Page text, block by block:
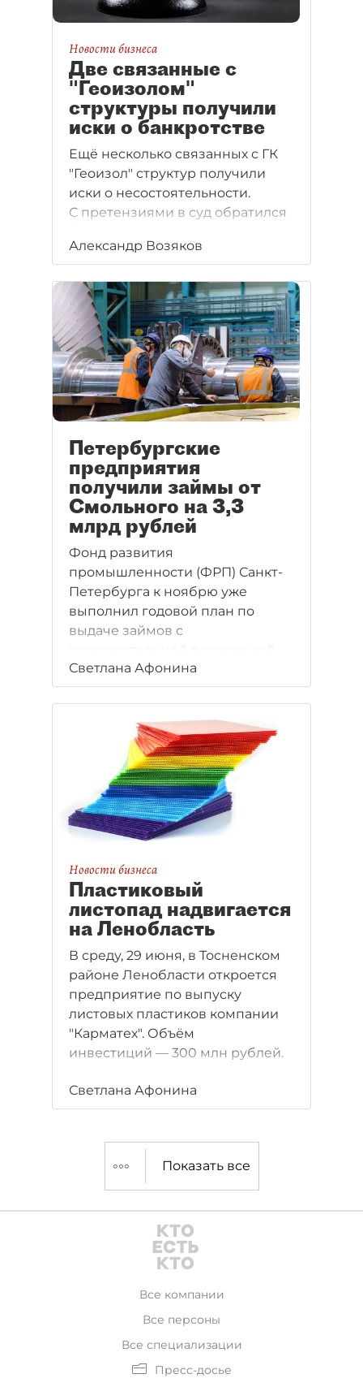
Новости бизнеса
Две связанные с
"Геоизолом"
структуры получили
иски о банкротстве
Ещё несколько связанных с ГК
"Геоизол" структур получили
иски о несостоятельности.
С претензиями в суд обратился
Александр Возяков
Петербургские
предприятия
получили займы от
Смольного на 3,3
млрд рублей
Фонд развития
промышленности (ФРП) Санкт-
Петербурга к ноябрю уже
выполнил годовой план по
выдаче займов с
Одобрение на крупнейшие по
сумме кредиты получила "дочка"
Росатома (700 млн рублей),
Петербургский тракторный
завод (500 млн рублей) и
"Силовые машины" (499,2 млн
рублей).
Светлана Афонина
Новости бизнеса
Пластиковый
листопад надвигается
на Ленобласть
В среду, 29 июня, в Тосненском
районе Ленобласти откроется
предприятие по выпуску
листовых пластиков компании
"Карматех". Объём
инвестиций — 300 млн рублей.
Светлана Афонина
Показать все
Все компании
Все персоны
Все специализации
Пресс-досье